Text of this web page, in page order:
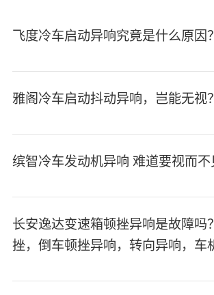
飞度冷车启动异响究竟是什么原因？
雅阁冷车启动抖动异响，岂能无视？
缤智冷车发动机异响 难道要视而不
长安逸达变速箱顿挫异响是故障吗
挫，倒车顿挫异响，转向异响，车